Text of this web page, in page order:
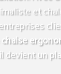
et
devient un